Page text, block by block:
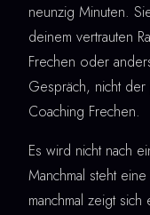
neunzig Minuten.
deinem vertrauten
Frechen oder
Gespräch, nicht
Coaching Frechen.
Es wird nicht nach
Manchmal steht
manchmal zeigt